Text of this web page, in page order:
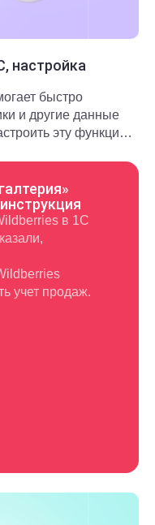
настройка
быстро
и другие данные
эту функцию
в 1С
учет продаж.